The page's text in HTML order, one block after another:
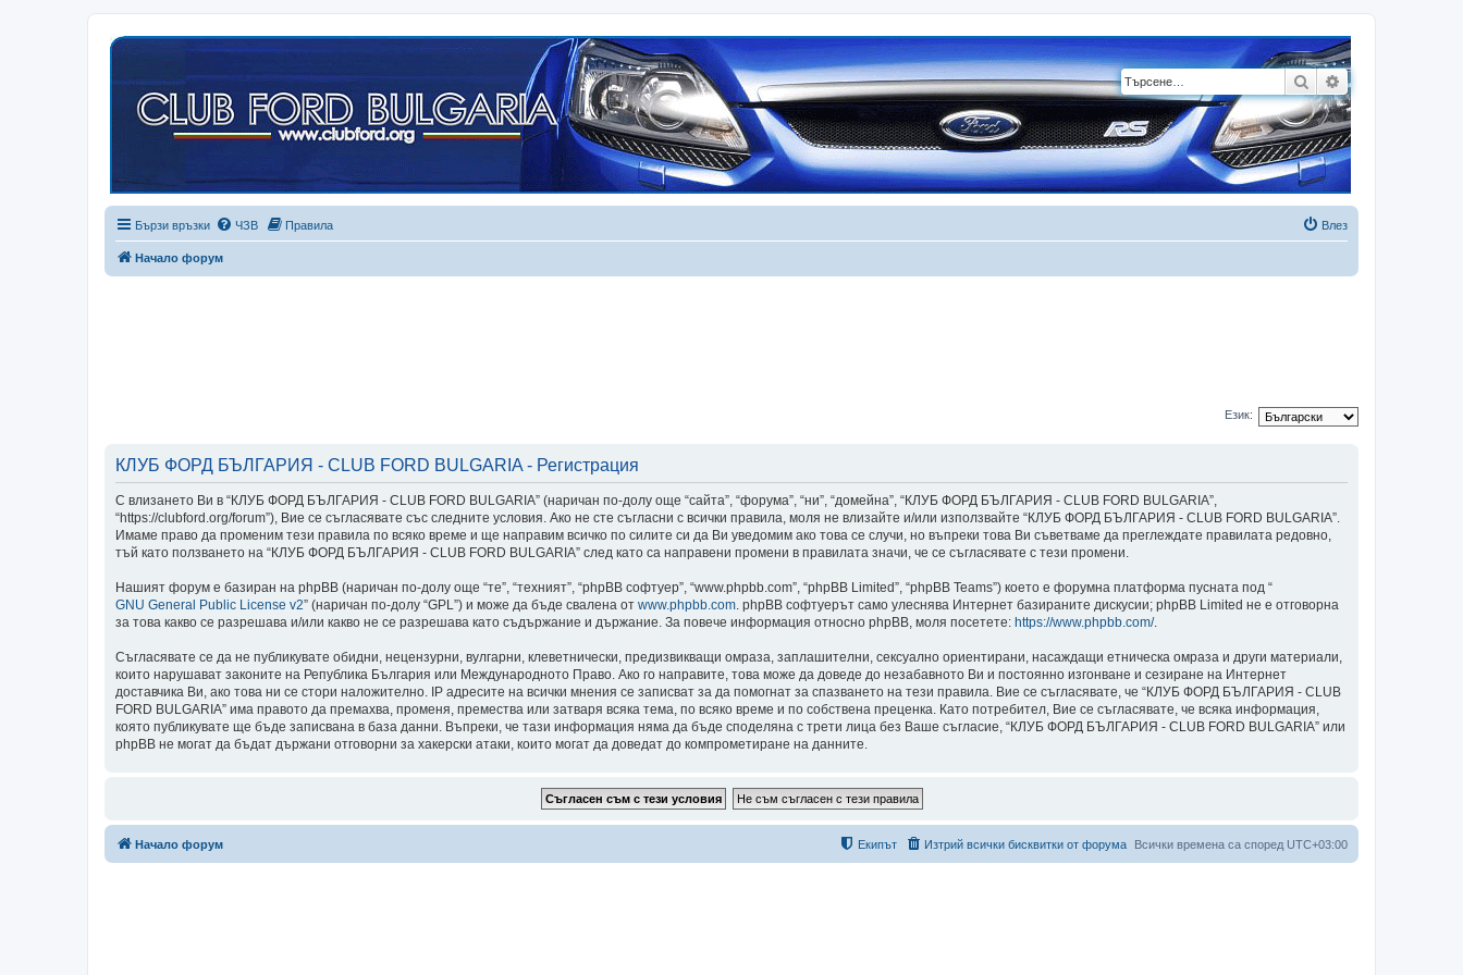
ТърсенеРазширено
Бързи връзки ЧЗВ Правила Влез
Начало форум
Език:
КЛУБ ФОРД БЪЛГАРИЯ - CLUB FORD BULGARIA - Регистрация
С влизането Ви в “КЛУБ ФОРД БЪЛГАРИЯ - CLUB FORD BULGARIA” (наричан по-долу още “сайта”, “форума”, “ни”, “домейна”, “КЛУБ ФОРД БЪЛГАРИЯ - CLUB FORD BULGARIA”,
“https://clubford.org/forum”), Вие се съгласявате със следните условия. Ако не сте съгласни с всички правила, моля не влизайте и/или използвайте “КЛУБ ФОРД БЪЛГАРИЯ - CLUB FORD BULGARIA”.
Имаме право да променим тези правила по всяко време и ще направим всичко по силите си да Ви уведомим ако това се случи, но въпреки това Ви съветваме да преглеждате правилата редовно,
тъй като ползването на “КЛУБ ФОРД БЪЛГАРИЯ - CLUB FORD BULGARIA” след като са направени промени в правилата значи, че се съгласявате с тези промени.
Нашият форум е базиран на phpBB (наричан по-долу още “те”, “техният”, “phpBB софтуер”, “www.phpbb.com”, “phpBB Limited”, “phpBB Teams”) което е форумна платформа пусната под “
GNU General Public License v2” (наричан по-долу “GPL”) и може да бъде свалена от www.phpbb.com. phpBB софтуерът само улеснява Интернет базираните дискусии; phpBB Limited не е отговорна
за това какво се разрешава и/или какво не се разрешава като съдържание и държание. За повече информация относно phpBB, моля посетете: https://www.phpbb.com/.
Съгласявате се да не публикувате обидни, нецензурни, вулгарни, клеветнически, предизвикващи омраза, заплашителни, сексуално ориентирани, насаждащи етническа омраза и други материали,
които нарушават законите на Република България или Международното Право. Ако го направите, това може да доведе до незабавното Ви и постоянно изгонване и сезиране на Интернет
доставчика Ви, ако това ни се стори наложително. IP адресите на всички мнения се записват за да помогнат за спазването на тези правила. Вие се съгласявате, че “КЛУБ ФОРД БЪЛГАРИЯ - CLUB
FORD BULGARIA” има правото да премахва, променя, премества или затваря всяка тема, по всяко време и по собствена преценка. Като потребител, Вие се съгласявате, че всяка информация,
която публикувате ще бъде записвана в база данни. Въпреки, че тази информация няма да бъде споделяна с трети лица без Ваше съгласие, “КЛУБ ФОРД БЪЛГАРИЯ - CLUB FORD BULGARIA” или
phpBB не могат да бъдат държани отговорни за хакерски атаки, които могат да доведат до компрометиране на данните.
Начало форум Всички времена са според UTC+03:00
Изтрий всички бисквитки от форума
Екипът